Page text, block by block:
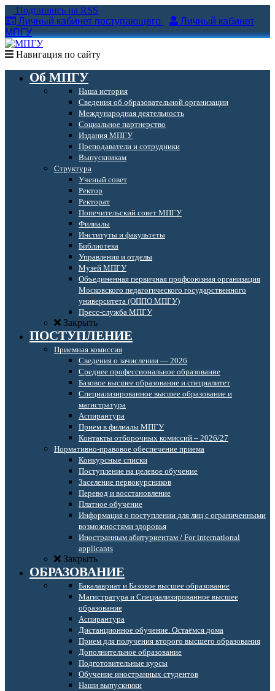
Подпишись на RSS
Личный кабинет поступающего
Личный кабинет
МПГУ
Навигация по сайту
Об МПГУ
Наша история
Сведения об образовательной организации
Международная деятельность
Социальное партнерство
Издания МПГУ
Преподаватели и сотрудники
Выпускникам
Структура
Ученый совет
Ректор
Ректорат
Попечительский совет МПГУ
Филиалы
Институты и факультеты
Библиотека
Управления и отделы
Музей МПГУ
Объединенная первичная профсоюзная организация
Московского педагогического государственного
университета (ОППО МПГУ)
Пресс-служба МПГУ
Закрыть
ПОСТУПЛЕНИЕ
Приемная комиссия
Сведения о зачислении — 2026
Среднее профессиональное образование
Базовое высшее образование и специалитет
Специализированное высшее образование и
магистратура
Аспирантура
Прием в филиалы МПГУ
Контакты отборочных комиссий – 2026/27
Нормативно-правовое обеспечение приема
Конкурсные списки
Поступление на целевое обучение
Заселение первокурсников
Перевод и восстановление
Платное обучение
Информация о поступлении для лиц с ограниченными
возможностями здоровья
Иностранным абитуриентам / For international
applicants
Закрыть
ОБРАЗОВАНИЕ
Бакалавриат и Базовое высшее образование
Магистратура и Специализированное высшее
образование
Аспирантура
Дистанционное обучение. Остаёмся дома
Прием для получения второго высшего образования
Дополнительное образование
Подготовительные курсы
Обучение иностранных студентов
Наши выпускники